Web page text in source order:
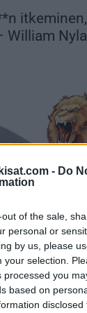
- Do
of the sale,
personal or
by us, please
your selection.
processed you
based on
William